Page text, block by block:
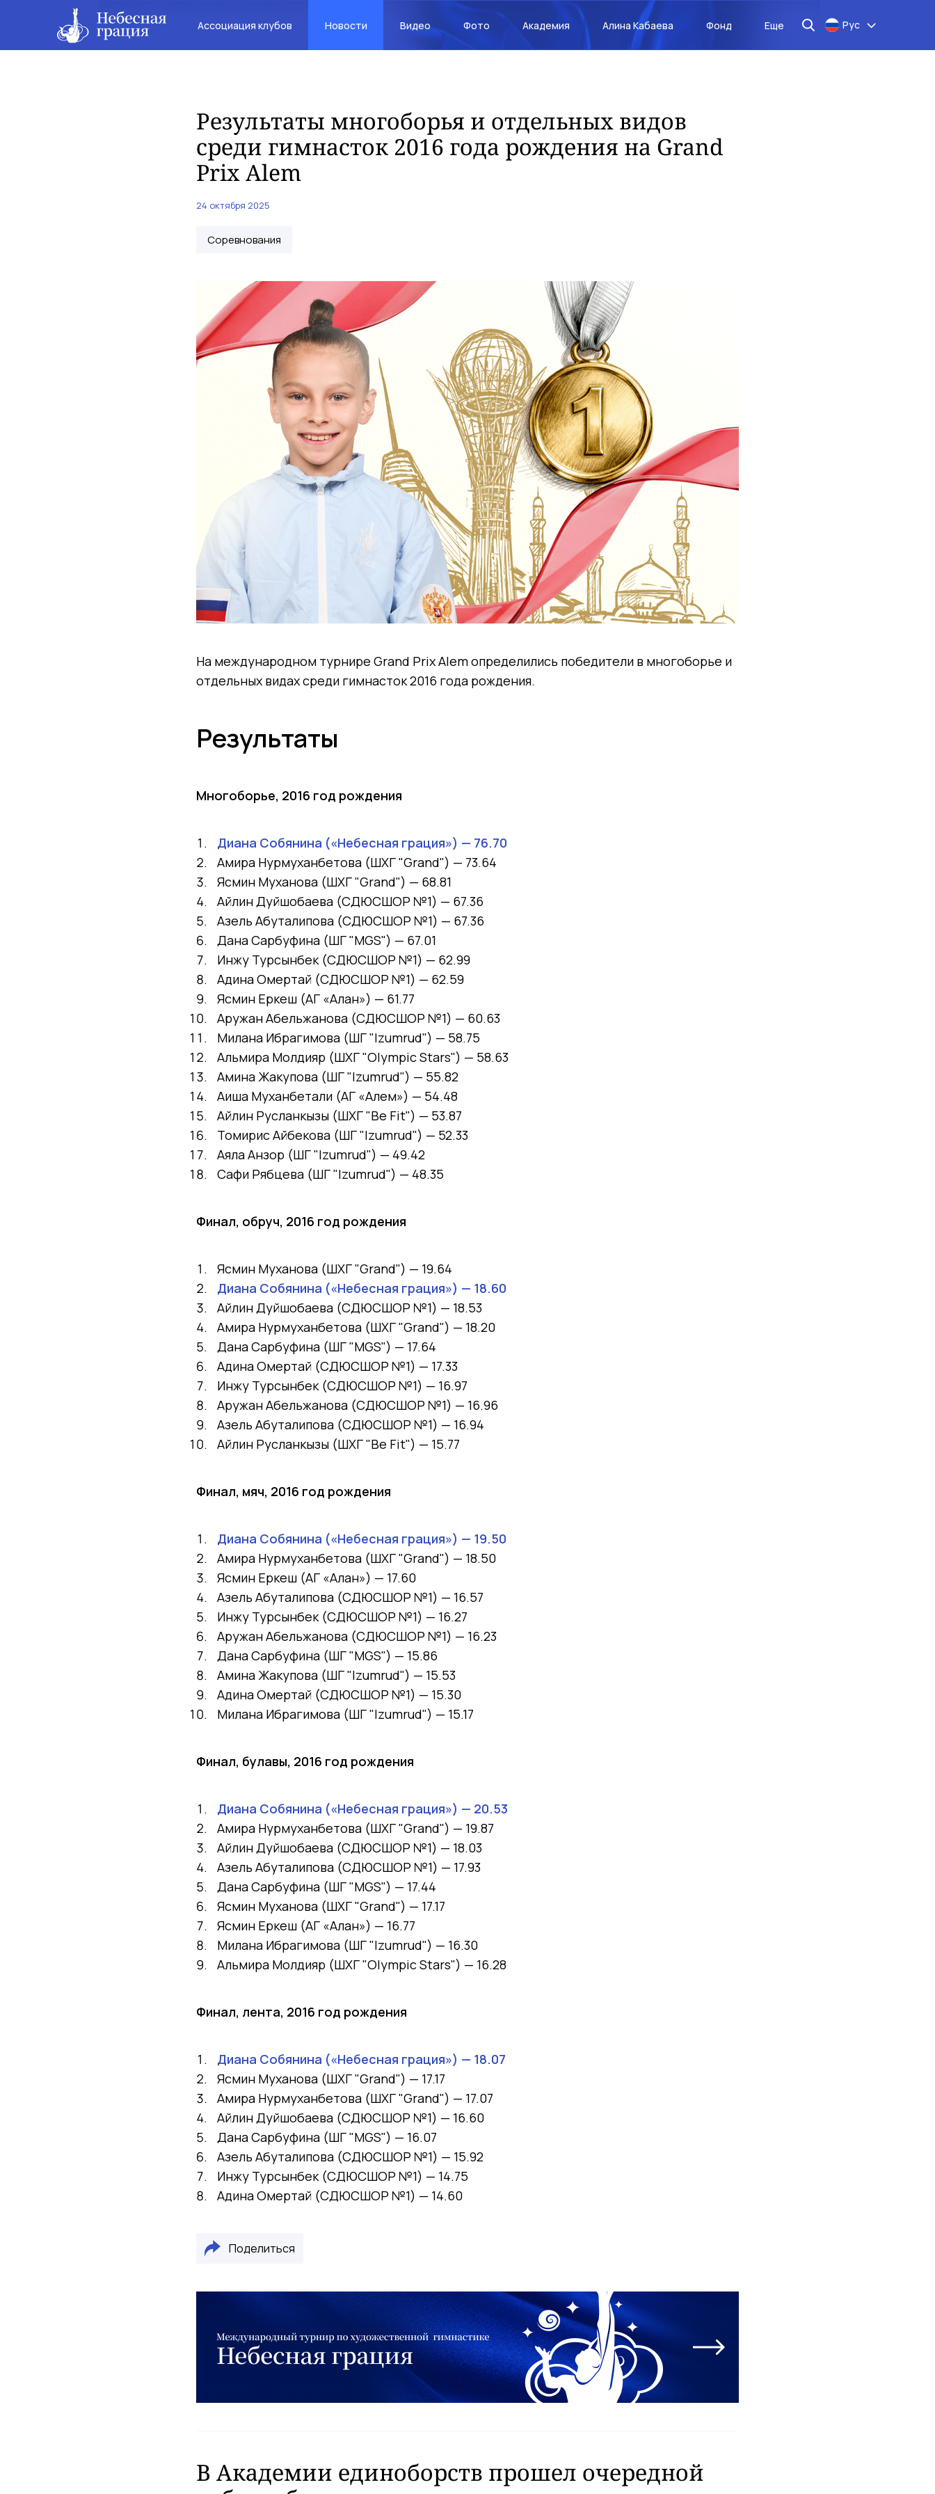
Ассоциация клубов Новости Видео Фото Академия Алина Кабаева Фонд Еще Рус
Результаты многоборья и отдельных видов
среди гимнасток 2016 года рождения на Grand
Prix Alem
24 октября 2025
Соревнования
На международном турнире Grand Prix Alem определились победители в многоборье и
отдельных видах среди гимнасток 2016 года рождения.
Результаты
Многоборье, 2016 год рождения
Диана Собянина («Небесная грация») — 76.70
Амира Нурмуханбетова (ШХГ "Grand") — 73.64
Ясмин Муханова (ШХГ "Grand") — 68.81
Айлин Дуйшобаева (СДЮСШОР №1) — 67.36
Азель Абуталипова (СДЮСШОР №1) — 67.36
Дана Сарбуфина (ШГ "MGS") — 67.01
Инжу Турсынбек (СДЮСШОР №1) — 62.99
Адина Омертай (СДЮСШОР №1) — 62.59
Ясмин Еркеш (АГ «Алан») — 61.77
Аружан Абельжанова (СДЮСШОР №1) — 60.63
Милана Ибрагимова (ШГ "Izumrud") — 58.75
Альмира Молдияр (ШХГ "Olympic Stars") — 58.63
Амина Жакупова (ШГ "Izumrud") — 55.82
Аиша Муханбетали (АГ «Алем») — 54.48
Айлин Русланкызы (ШХГ "Be Fit") — 53.87
Томирис Айбекова (ШГ "Izumrud") — 52.33
Аяла Анзор (ШГ "Izumrud") — 49.42
Сафи Рябцева (ШГ "Izumrud") — 48.35
Финал, обруч, 2016 год рождения
Ясмин Муханова (ШХГ "Grand") — 19.64
Диана Собянина («Небесная грация») — 18.60
Айлин Дуйшобаева (СДЮСШОР №1) — 18.53
Амира Нурмуханбетова (ШХГ "Grand") — 18.20
Дана Сарбуфина (ШГ "MGS") — 17.64
Адина Омертай (СДЮСШОР №1) — 17.33
Инжу Турсынбек (СДЮСШОР №1) — 16.97
Аружан Абельжанова (СДЮСШОР №1) — 16.96
Азель Абуталипова (СДЮСШОР №1) — 16.94
Айлин Русланкызы (ШХГ "Be Fit") — 15.77
Финал, мяч, 2016 год рождения
Диана Собянина («Небесная грация») — 19.50
Амира Нурмуханбетова (ШХГ "Grand") — 18.50
Ясмин Еркеш (АГ «Алан») — 17.60
Азель Абуталипова (СДЮСШОР №1) — 16.57
Инжу Турсынбек (СДЮСШОР №1) — 16.27
Аружан Абельжанова (СДЮСШОР №1) — 16.23
Дана Сарбуфина (ШГ "MGS") — 15.86
Амина Жакупова (ШГ "Izumrud") — 15.53
Адина Омертай (СДЮСШОР №1) — 15.30
Милана Ибрагимова (ШГ "Izumrud") — 15.17
Финал, булавы, 2016 год рождения
Диана Собянина («Небесная грация») — 20.53
Амира Нурмуханбетова (ШХГ "Grand") — 19.87
Айлин Дуйшобаева (СДЮСШОР №1) — 18.03
Азель Абуталипова (СДЮСШОР №1) — 17.93
Дана Сарбуфина (ШГ "MGS") — 17.44
Ясмин Муханова (ШХГ "Grand") — 17.17
Ясмин Еркеш (АГ «Алан») — 16.77
Милана Ибрагимова (ШГ "Izumrud") — 16.30
Альмира Молдияр (ШХГ "Olympic Stars") — 16.28
Финал, лента, 2016 год рождения
Диана Собянина («Небесная грация») — 18.07
Ясмин Муханова (ШХГ "Grand") — 17.17
Амира Нурмуханбетова (ШХГ "Grand") — 17.07
Айлин Дуйшобаева (СДЮСШОР №1) — 16.60
Дана Сарбуфина (ШГ "MGS") — 16.07
Азель Абуталипова (СДЮСШОР №1) — 15.92
Инжу Турсынбек (СДЮСШОР №1) — 14.75
Адина Омертай (СДЮСШОР №1) — 14.60
Поделиться
В Академии единоборств прошел очередной